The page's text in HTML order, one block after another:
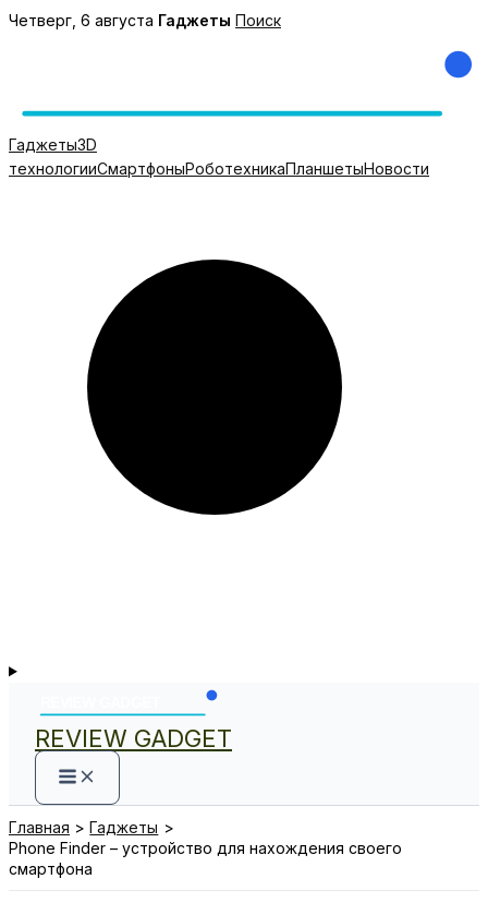
Перейти
Четверг, 6 августа Гаджеты Поиск
Гаджеты3D
технологииСмартфоныРоботехникаПланшетыНовости
REVIEW GADGET
Главная
Гаджеты
Phone Finder – устройство для нахождения своего
смартфона